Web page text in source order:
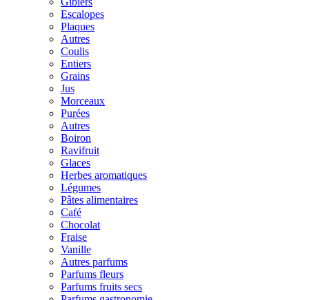
Escalopes
Plaques
Autres
Coulis
Entiers
Grains
Jus
Morceaux
Purées
Autres
Boiron
Ravifruit
Glaces
Herbes aromatiques
Légumes
Pâtes alimentaires
Café
Chocolat
Fraise
Vanille
Autres parfums
Parfums fleurs
Parfums fruits secs